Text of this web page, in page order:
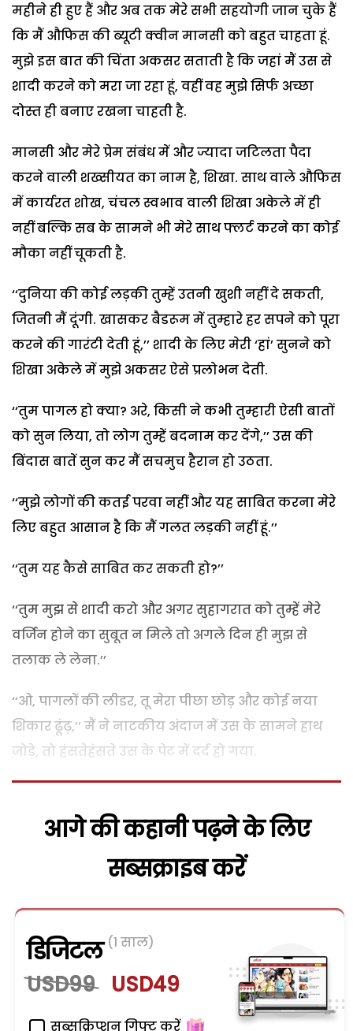
महीने ही हुए हैं और अब तक मेरे सभी सहयोगी जान चुके हैं
कि मैं औफिस की ब्यूटी क्वीन मानसी को बहुत चाहता हूं.
मुझे इस बात की चिंता अकसर सताती है कि जहां मैं उस से
शादी करने को मरा जा रहा हूं, वहीं वह मुझे सिर्फ अच्छा
दोस्त ही बनाए रखना चाहती है.
मानसी और मेरे प्रेम संबंध में और ज्यादा जटिलता पैदा
करने वाली शख्सीयत का नाम है, शिखा. साथ वाले औफिस
में कार्यरत शोख, चंचल स्वभाव वाली शिखा अकेले में ही
नहीं बल्कि सब के सामने भी मेरे साथ फ्लर्ट करने का कोई
मौका नहीं चूकती है.
‘‘दुनिया की कोई लड़की तुम्हें उतनी खुशी नहीं दे सकती,
जितनी मैं दूंगी. खासकर बैडरूम में तुम्हारे हर सपने को पूरा
करने की गारंटी देती हूं,’’ शादी के लिए मेरी ‘हां’ सुनने को
शिखा अकेले में मुझे अकसर ऐसे प्रलोभन देती.
‘‘तुम पागल हो क्या? अरे, किसी ने कभी तुम्हारी ऐसी बातों
को सुन लिया, तो लोग तुम्हें बदनाम कर देंगे,’’ उस की
बिंदास बातें सुन कर मैं सचमुच हैरान हो उठता.
‘‘मुझे लोगों की कतई परवा नहीं और यह साबित करना मेरे
लिए बहुत आसान है कि मैं गलत लड़की नहीं हूं.’’
‘‘तुम यह कैसे साबित कर सकती हो?’’
‘‘तुम मुझ से शादी करो और अगर सुहागरात को तुम्हें मेरे
वर्जिन होने का सुबूत न मिले तो अगले दिन ही मुझ से
तलाक ले लेना.’’
‘‘ओ, पागलों की लीडर, तू मेरा पीछा छोड़ और कोई नया
शिकार ढूंढ़,’’ मैं ने नाटकीय अंदाज में उस के सामने हाथ
जोड़े, तो हंसतेहंसते उस के पेट में दर्द हो गया.
आगे की कहानी पढ़ने के लिए
सब्सक्राइब करें
डिजिटल (1 साल)
USD99 USD49
सब्सक्रिप्शन गिफ्ट करें